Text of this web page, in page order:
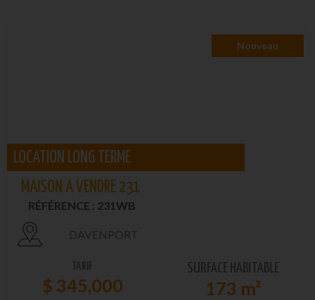
Nouveau
LOCATION LONG TERME
MAISON A VENDRE 231
RÉFÉRENCE : 231WB
DAVENPORT
TARIF
$ 345,000
SURFACE HABITABLE
173 m²